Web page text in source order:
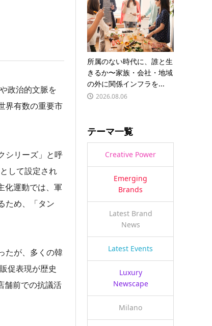
政治的文脈を
界有数の重要市
シリーズ」と呼
して設定され
化運動では、軍
ため、「タン
たが、多くの韓
促表現が歴史
舗前での抗議活
所属のない時代に、誰と生
きるか〜家族・会社・地域
の外に関係インフラを...
2026.08.06
テーマ一覧
Creative Power
Emerging
Brands
Latest Brand
News
Latest Events
Luxury
Newscape
Milano